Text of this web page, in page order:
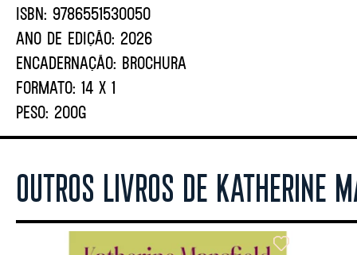
ISBN: 9786551530050
ANO DE EDIÇÃO: 2026
ENCADERNAÇÃO: BROCHURA
FORMATO: 14 X 1
PESO: 200G
OUTROS LIVROS DE KATHERINE